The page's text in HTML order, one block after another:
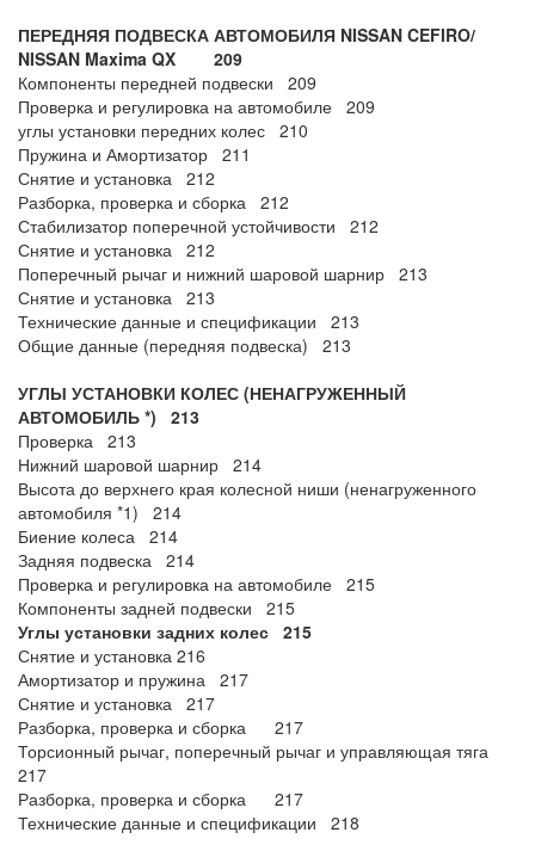
ПЕРЕДНЯЯ ПОДВЕСКА АВТОМОБИЛЯ NISSAN CEFIRO/
NISSAN Maxima QX 209
Компоненты передней подвески 209
Проверка и регулировка на автомобиле 209
углы установки передних колес 210
Пружина и Амортизатор 211
Снятие и установка 212
Разборка, проверка и сборка 212
Стабилизатор поперечной устойчивости 212
Снятие и установка 212
Поперечный рычаг и нижний шаровой шарнир 213
Снятие и установка 213
Технические данные и спецификации 213
Общие данные (передняя подвеска) 213
УГЛЫ УСТАНОВКИ КОЛЕС (НЕНАГРУЖЕННЫЙ
АВТОМОБИЛЬ *) 213
Проверка 213
Нижний шаровой шарнир 214
Высота до верхнего края колесной ниши (ненагруженного
автомобиля *1) 214
Биение колеса 214
Задняя подвеска 214
Проверка и регулировка на автомобиле 215
Компоненты задней подвески 215
Углы установки задних колес 215
Снятие и установка 216
Амортизатор и пружина 217
Снятие и установка 217
Разборка, проверка и сборка 217
Торсионный рычаг, поперечный рычаг и управляющая тяга
217
Разборка, проверка и сборка 217
Технические данные и спецификации 218